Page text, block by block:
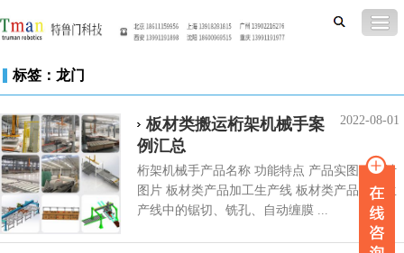
标签：龙门
2022-08-01
板材类搬运桁架机械手案
例汇总
桁架机械手产品名称 功能特点 产品实图或设计
图片 板材类产品加工生产线 板材类产品加工生
产线中的锯切、铣孔、自动缠膜 ...